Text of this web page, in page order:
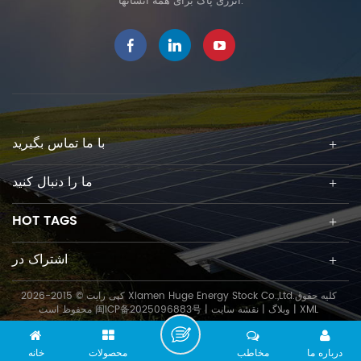
با ما تماس بگیرید
ما را دنبال کنید
HOT TAGS
اشتراک در
کپی رایت © 2015-2026 Xiamen Huge Energy Stock Co.,Ltd.کلیه حقوق
محفوظ است闽ICP备2025096883号 | وبلاگ | نقشه سایت | XML
خانه محصولات درباره ما مخاطب